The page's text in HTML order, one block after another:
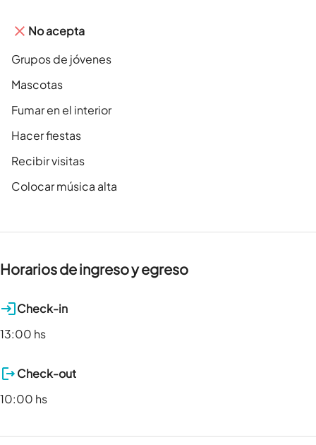
No acepta
Grupos de jóvenes
Mascotas
Fumar en el interior
Hacer fiestas
Recibir visitas
Colocar música alta
Horarios de ingreso y egreso
Check-in
13:00 hs
Check-out
10:00 hs